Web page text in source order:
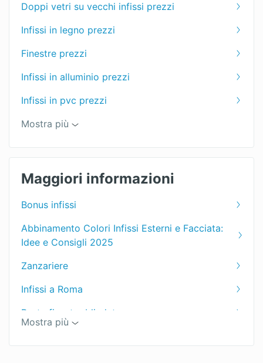
Doppi vetri su vecchi infissi prezzi
Infissi in legno prezzi
Finestre prezzi
Infissi in alluminio prezzi
Infissi in pvc prezzi
Infissi prezzi
Mostra più
Maggiori informazioni
Bonus infissi
Abbinamento Colori Infissi Esterni e Facciata:
Idee e Consigli 2025
Zanzariere
Infissi a Roma
Porta finestra blindata
Mostra più